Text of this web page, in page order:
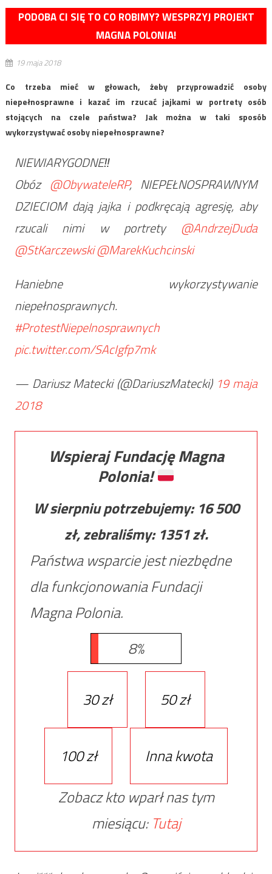
PODOBA CI SIĘ TO CO ROBIMY? WESPRZYJ PROJEKT
MAGNA POLONIA!
19 maja 2018
Co trzeba mieć w głowach, żeby przyprowadzić osoby
niepełnosprawne i kazać im rzucać jajkami w portrety osób
stojących na czele państwa? Jak można w taki sposób
wykorzystywać osoby niepełnosprawne?
NIEWIARYGODNE‼️
Obóz @ObywateleRP, NIEPEŁNOSPRAWNYM
DZIECIOM dają jajka i podkręcają agresję, aby
rzucali nimi w portrety @AndrzejDuda
@StKarczewski@MarekKuchcinski
Haniebne wykorzystywanie
niepełnosprawnych.
#ProtestNiepelnosprawnych
pic.twitter.com/SAcIgfp7mk
— Dariusz Matecki (@DariuszMatecki) 19 maja
2018
Wspieraj Fundację Magna
Polonia!
W sierpniu potrzebujemy: 16 500
zł, zebraliśmy: 1351zł.
Państwa wsparcie jest niezbędne
dla funkcjonowania Fundacji
Magna Polonia.
8%
30 zł 50 zł
100 zł
Inna kwota
Zobacz kto wparł nas tym
miesiącu: Tutaj